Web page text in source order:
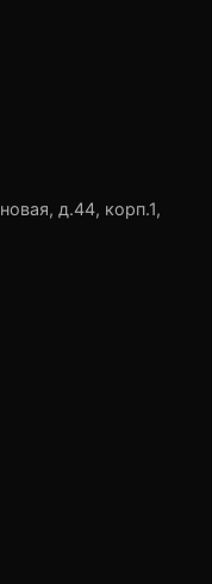
д.44, корп.1,